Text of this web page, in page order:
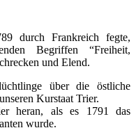
durch Frankreich fegte,
Begriffen “Freiheit,
und Elend.
über die östliche
Kurstaat Trier.
heran, als es 1791 das
wurde.